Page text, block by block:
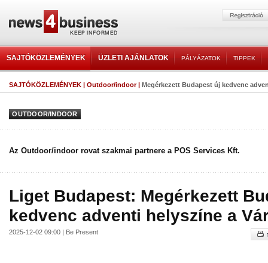
SAJTÓKÖZLEMÉNYEK ÜZLETI AJÁNLATOK PÁLYÁZATOK TIPPEK
SAJTÓKÖZLEMÉNYEK | Outdoor/indoor| Megérkezett Budapest új kedvenc
OUTDOOR/INDOOR
Az Outdoor/indoor rovat szakmai partnere a POS Services Kft.
Liget Budapest: Megérkezett
kedvenc adventi helyszíne a
2025-12-02 09:00 | Be Present